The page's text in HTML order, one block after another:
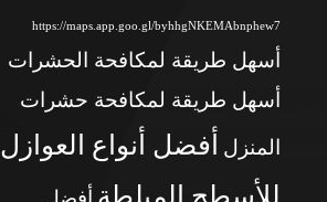
https://maps.app.goo.gl/byhhgNKEMAbnphew7
أسهل طريقة لمكافحة الحشرات
أسهل طريقة لمكافحة حشرات
المنزل
أفضل أنواع العوازل
للأسطح المبلطة